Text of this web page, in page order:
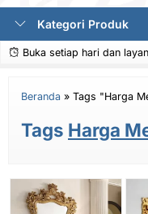
Kategori Produk
Buka setiap hari dan
Beranda » Tags "Harga
Tags Harga